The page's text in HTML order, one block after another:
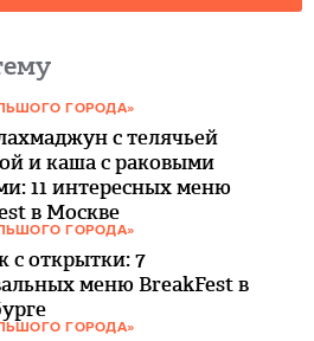
ГОРОДА»
с телячьей
и каша с раковыми
11 интересных меню
в Москве
ГОРОДА»
с открытки: 7
меню BreakFest в
ГОРОДА»